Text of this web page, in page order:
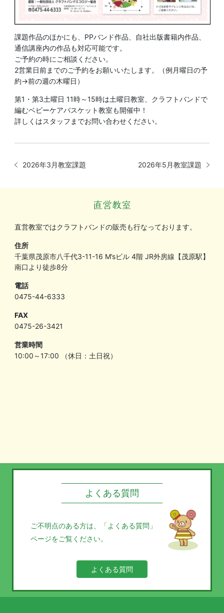
課題作品のほかにも、PPバンド作品、自社出版書籍内作品、
通信講座内の作品も対応可能です。
ご予約の時にご相談ください。
2営業日前までのご予約をお願いいたします。（例月曜日の予
約→前の週の木曜日）
第1・第3土曜日 11時～15時は土曜日教室、クラフトバンドで
編むベビーケアバスケット教室も開催中！
詳しくはスタッフまでお問い合わせください。
2026年3月教室課題 2026年5月教室課題
直営教室
直営教室ではクラフトバンドの販売も行なっております。
住所
千葉県茂原市八千代3-11-16 M’sビル 4階 JR外房線【茂原駅】
南口より徒歩8分
電話
0475-44-6333
FAX
0475-26-3421
営業時間
10:00～17:00 （休日：土日祝）
よくある質問
ご不明点のある方は、
「よくある質問」
ページをご覧ください。
よくある質問